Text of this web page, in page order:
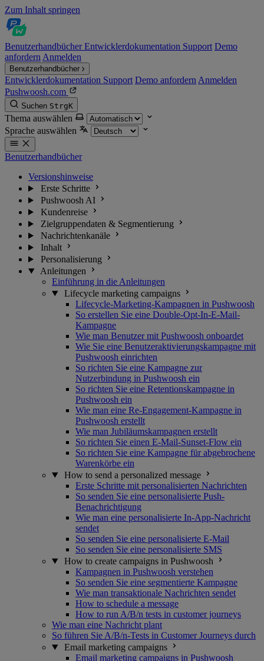
Zum Inhalt springen
BenutzerhandbücherEntwicklerdokumentation Support Demo
anfordern Anmelden
Benutzerhandbücher
Entwicklerdokumentation Support Demo anfordern Anmelden
Pushwoosh.com
Suchen StrgK
Thema auswählen
Sprache auswählen
Benutzerhandbücher
Versionshinweise
Erste Schritte
Pushwoosh AI
Kundenreise
Zielgruppendaten & Segmentierung
Nachrichtenkanäle
Inhalt
Personalisierung
Anleitungen
Einführung in die Anleitungen
Lifecycle marketing campaigns
Lifecycle-Marketing-Kampagnen in Pushwoosh
So erstellen Sie eine Double-Opt-In-E-Mail-
Kampagne
Wie man Benutzer mit Pushwoosh onboardet
Wie Sie eine Benutzeraktivierungskampagne mit
Pushwoosh einrichten
So richten Sie eine Kampagne zur
Nutzerbindung in Pushwoosh ein
So richten Sie eine Retentionskampagne in
Pushwoosh ein
Wie man eine Re-Engagement-Kampagne in
Pushwoosh erstellt
Wie man Jubiläumskampagnen erstellt
So richten Sie einen E-Mail-Sunset-Flow ein
So richten Sie eine Kampagne für abgebrochene
Warenkörbe ein
How to send a personalized message
Erste Schritte mit personalisierten Nachrichten
So senden Sie eine personalisierte Push-
Benachrichtigung
Wie man eine personalisierte In-App-Nachricht
sendet
So senden Sie eine personalisierte E-Mail
So senden Sie eine personalisierte SMS
How to create campaigns in Pushwoosh
Kampagnen in Pushwoosh verstehen
So senden Sie eine segmentierte Kampagne
Wie man transaktionale Nachrichten sendet
How to schedule a message
How to run A/B/n tests in customer journeys
Wie man eine Nachricht plant
So führen Sie A/B/n-Tests in Customer Journeys durch
Email marketing campaigns
Email marketing campaigns in Pushwoosh